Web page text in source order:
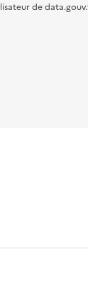
de